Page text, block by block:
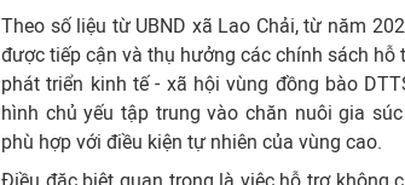
Theo số liệu từ UBND xã Lao Chải, từ năm
được tiếp cận và thụ hưởng các chính sách
phát triển kinh tế - xã hội vùng đồng bào
hình chủ yếu tập trung vào chăn nuôi gia
phù hợp với điều kiện tự nhiên của vùng cao.